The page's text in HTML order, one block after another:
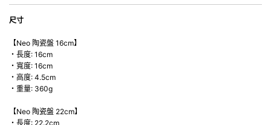
尺寸
【Neo 陶瓷盤 16cm】
・長度: 16cm
・寬度: 16cm
・高度: 4.5cm
・重量: 360g
【Neo 陶瓷盤 22cm】
・長度: 22.2cm